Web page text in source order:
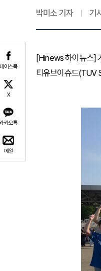
이스북
X
카오톡
메일
박미소 기자 기
[Hinews 하이뉴스]
티유브이슈드(TUV